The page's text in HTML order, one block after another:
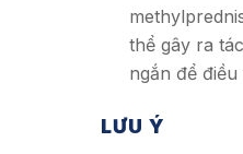
thể gây ra
ngắn để
LƯU Ý